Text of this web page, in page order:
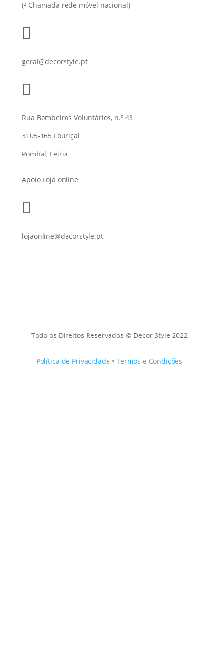
(² Chamada rede móvel nacional)

geral@decorstyle.pt

Rua Bombeiros Voluntários, n.º 43
3105-165 Louriçal
Pombal, Leiria
Apoio Loja online

lojaonline@decorstyle.pt
Todo os Direitos Reservados © Decor Style 2022
Política de Privacidade •Termos e Condições